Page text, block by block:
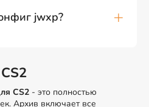
jwxp?
CS2 - это полностью
Архив включает все